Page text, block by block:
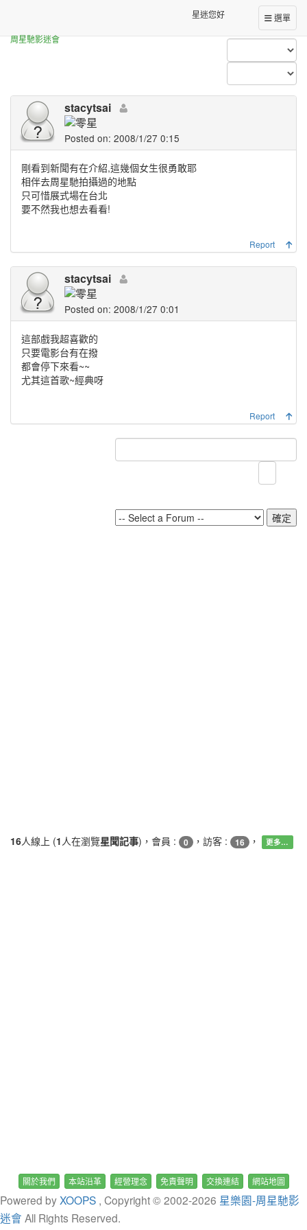
選單
星迷您好
周星馳影迷會
stacytsai
Posted on: 2008/1/27 0:15
剛看到新聞有在介紹,這幾個女生很勇敢耶
相伴去周星馳拍攝過的地點
只可惜展式場在台北
要不然我也想去看看!
Report
stacytsai
Posted on: 2008/1/27 0:01
這部戲我超喜歡的
只要電影台有在撥
都會停下來看~~
尤其這首歌~經典呀
Report
16人線上 (1 人在瀏覽星聞記事)，會員 : 0 ，訪客 : 16 ， 更多…
關於我們 本站沿革 經營理念 免責聲明 交換連結 網站地圖
Powered byXOOPS , Copyright © 2002-2026 星樂園-周星馳影
迷會 All Rights Reserved.